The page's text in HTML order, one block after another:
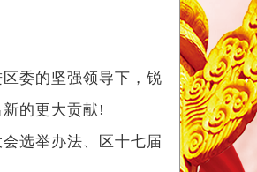
委的坚强领导下，锐
的更大贡献!
选举办法、区十七届